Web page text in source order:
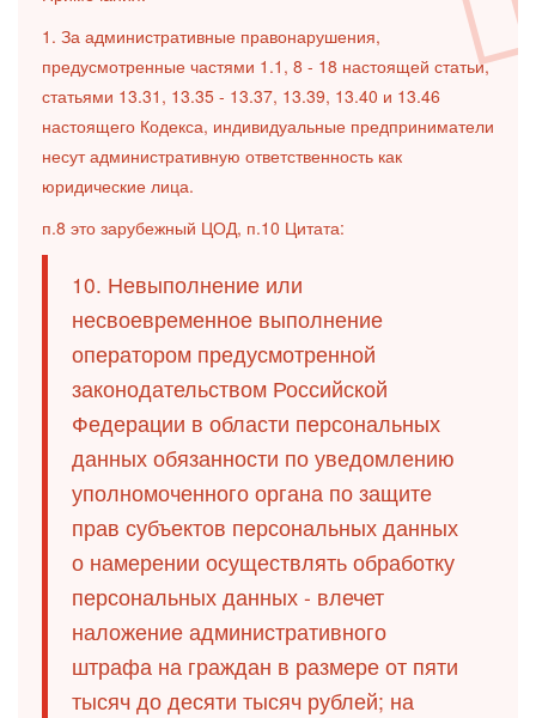
1. За административные правонарушения,
предусмотренные частями 1.1, 8 - 18 настоящей статьи,
статьями 13.31, 13.35 - 13.37, 13.39, 13.40 и 13.46
настоящего Кодекса, индивидуальные предприниматели
несут административную ответственность как
юридические лица.
п.8 это зарубежный ЦОД, п.10 Цитата:
10. Невыполнение или
несвоевременное выполнение
оператором предусмотренной
законодательством Российской
Федерации в области персональных
данных обязанности по уведомлению
уполномоченного органа по защите
прав субъектов персональных данных
о намерении осуществлять обработку
персональных данных - влечет
наложение административного
штрафа на граждан в размере от пяти
тысяч до десяти тысяч рублей; на